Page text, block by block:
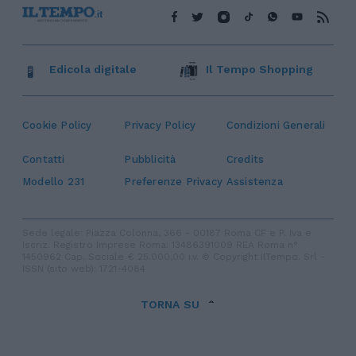
Cookie Policy Privacy Policy Condizioni Generali
Contatti Pubblicità
Credits
Modello 231
Preferenze Privacy Assistenza
Edicola digitale Il Tempo Shopping
TORNA SU